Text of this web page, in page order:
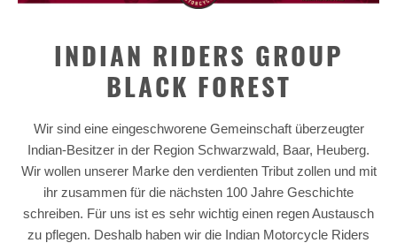
INDIAN RIDERS GROUP
BLACK FOREST
Wir sind eine eingeschworene Gemeinschaft überzeugter
Indian-Besitzer in der Region Schwarzwald, Baar, Heuberg.
Wir wollen unserer Marke den verdienten Tribut zollen und mit
ihr zusammen für die nächsten 100 Jahre Geschichte
schreiben. Für uns ist es sehr wichtig einen regen Austausch
zu pflegen. Deshalb haben wir die Indian Motorcycle Riders